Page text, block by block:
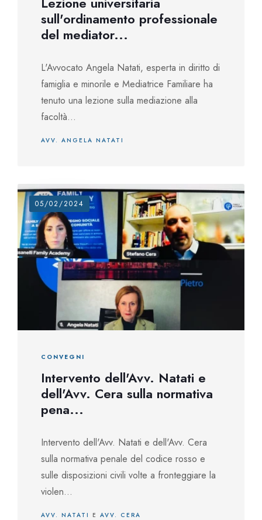
sull'ordinamento professionale
del mediator...
L'Avvocato Angela Natati, esperta in diritto di
famiglia e minorile e Mediatrice Familiare ha
tenuto una lezione sulla mediazione alla
facoltà...
AVV. ANGELA NATATI
05/02/2024
CONVEGNI
Intervento dell'Avv. Natati e
dell'Avv. Cera sulla normativa
pena...
Intervento dell'Avv. Natati e dell'Avv. Cera
sulla normativa penale del codice rosso e
sulle disposizioni civili volte a fronteggiare la
violen...
AVV. NATATI E AVV. CERA